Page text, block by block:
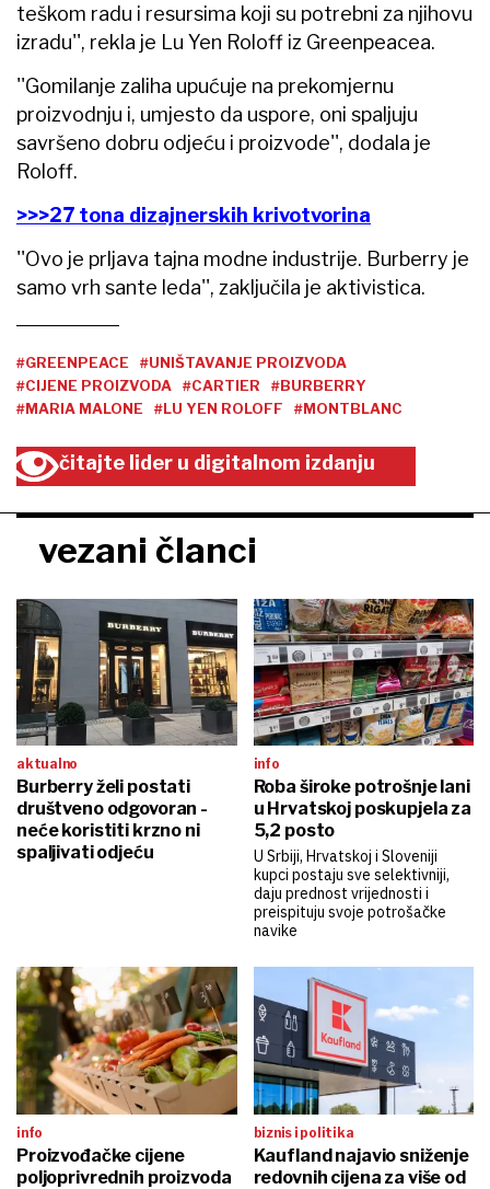
teškom radu i resursima koji su potrebni za njihovu
izradu'', rekla je Lu Yen Roloff iz Greenpeacea.
''Gomilanje zaliha upućuje na prekomjernu
proizvodnju i, umjesto da uspore, oni spaljuju
savršeno dobru odjeću i proizvode'', dodala je
Roloff.
>>>27 tona dizajnerskih krivotvorina
''Ovo je prljava tajna modne industrije. Burberry je
samo vrh sante leda'', zaključila je aktivistica.
#GREENPEACE
#UNIŠTAVANJE PROIZVODA
#CIJENE PROIZVODA
#CARTIER
#BURBERRY
#MARIA MALONE
#LU YEN ROLOFF #MONTBLANC
čitajte lider u digitalnom izdanju
vezani članci
aktualno
Burberry želi postati
društveno odgovoran -
neće koristiti krzno ni
spaljivati odjeću
info
Roba široke potrošnje lani
u Hrvatskoj poskupjela za
5,2 posto
U Srbiji, Hrvatskoj i Sloveniji
kupci postaju sve selektivniji,
daju prednost vrijednosti i
preispituju svoje potrošačke
navike
info
Proizvođačke cijene
poljoprivrednih proizvoda
biznis i politika
Kaufland najavio sniženje
redovnih cijena za više od